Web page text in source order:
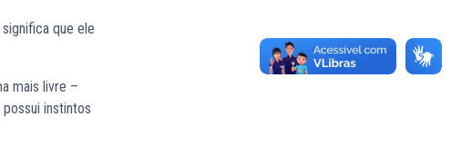
que ele
mais livre –
instintos